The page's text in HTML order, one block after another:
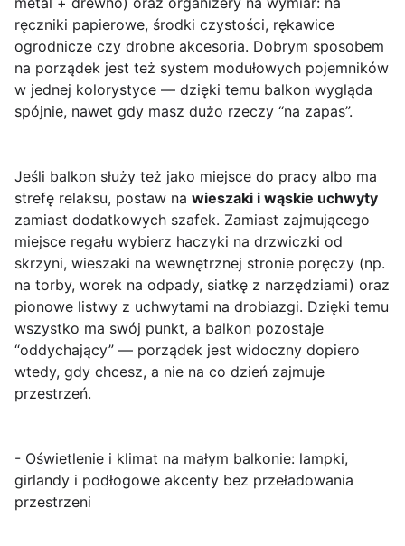
ręczniki papierowe, środki czystości, rękawice
ogrodnicze czy drobne akcesoria. Dobrym sposobem
na porządek jest też system modułowych pojemników
w jednej kolorystyce — dzięki temu balkon wygląda
spójnie, nawet gdy masz dużo rzeczy “na zapas”.
Jeśli balkon służy też jako miejsce do pracy albo ma
strefę relaksu, postaw na wieszaki i wąskie uchwyty
zamiast dodatkowych szafek. Zamiast zajmującego
miejsce regału wybierz haczyki na drzwiczki od
skrzyni, wieszaki na wewnętrznej stronie poręczy (np.
na torby, worek na odpady, siatkę z narzędziami) oraz
pionowe listwy z uchwytami na drobiazgi. Dzięki temu
wszystko ma swój punkt, a balkon pozostaje
“oddychający” — porządek jest widoczny dopiero
wtedy, gdy chcesz, a nie na co dzień zajmuje
przestrzeń.
- Oświetlenie i klimat na małym balkonie: lampki,
girlandy i podłogowe akcenty bez przeładowania
przestrzeni